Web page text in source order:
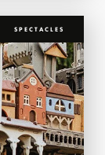
SPECTACLES